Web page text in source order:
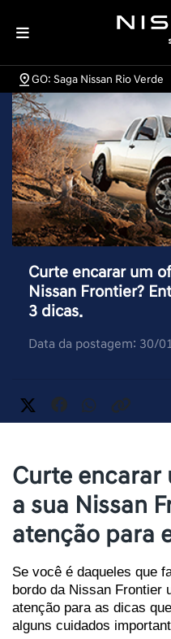
GO: Saga Nissan Rio Verde
Curte encarar um
Nissan Frontier?
3 dicas.
Data da postagem: 30/
Curte
a sua Nissan
atenção para
Se você é daqueles que
bordo da Nissan Frontier
atenção para as dicas
alguns cuidados